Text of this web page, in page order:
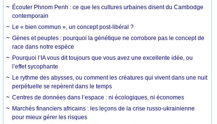
Écouter Phnom Penh : ce que les cultures urbaines disent du Cambodge
contemporain
Le « bien commun », un concept post-libéral ?
Gènes et peuples : pourquoi la génétique ne corrobore pas le concept de
race dans notre espèce
Pourquoi l’IA vous dit toujours que vous avez une excellente idée, ou
l’effet sycophante
Le rythme des abysses, ou comment les créatures qui vivent dans une nuit
perpétuelle se repèrent dans le temps
Centres de données dans l’espace : ni écologiques, ni économes
Marchés financiers africains : les leçons de la crise russo-ukrainienne
pour mieux gérer les risques